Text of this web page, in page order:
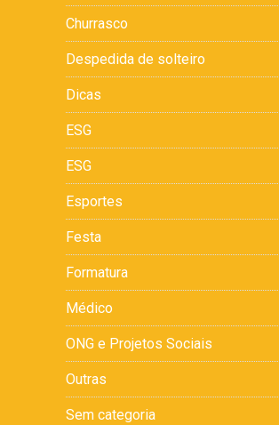
Churrasco
Despedida de solteiro
Dicas
ESG
ESG
Esportes
Festa
Formatura
Médico
ONG e Projetos Sociais
Outras
Sem categoria